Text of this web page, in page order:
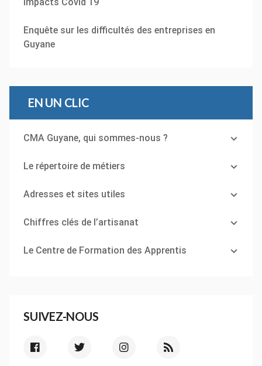
Enquête sur les difficultés des entreprises en
Guyane
EN UN CLIC
CMA Guyane, qui sommes-nous ?
Le répertoire de métiers
Adresses et sites utiles
Chiffres clés de l’artisanat
Le Centre de Formation des Apprentis
SUIVEZ-NOUS